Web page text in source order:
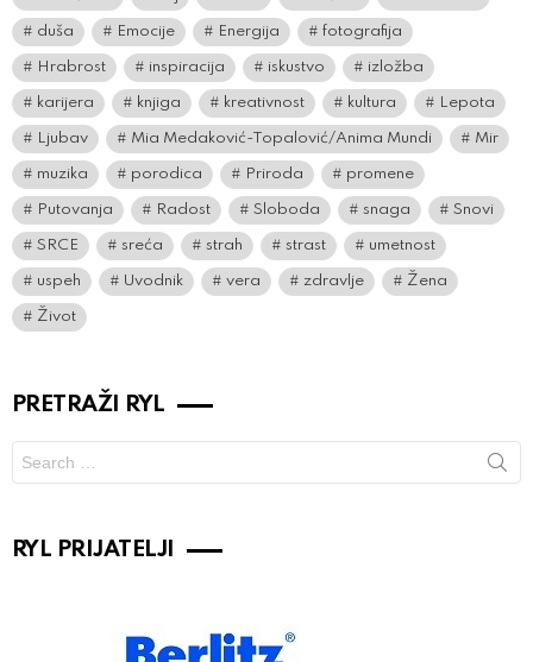
duša Emocije Energija fotografija
Hrabrost inspiracija iskustvo izložba
karijera knjiga kreativnost kultura Lepota
Ljubav Mia Medaković-Topalović/Anima Mundi Mir
muzika porodica Priroda promene
Putovanja Radost Sloboda snaga Snovi
SRCE sreća strah strast umetnost
uspeh Uvodnik vera zdravlje Žena
Život
PRETRAŽI RYL
for:
RYL PRIJATELJI